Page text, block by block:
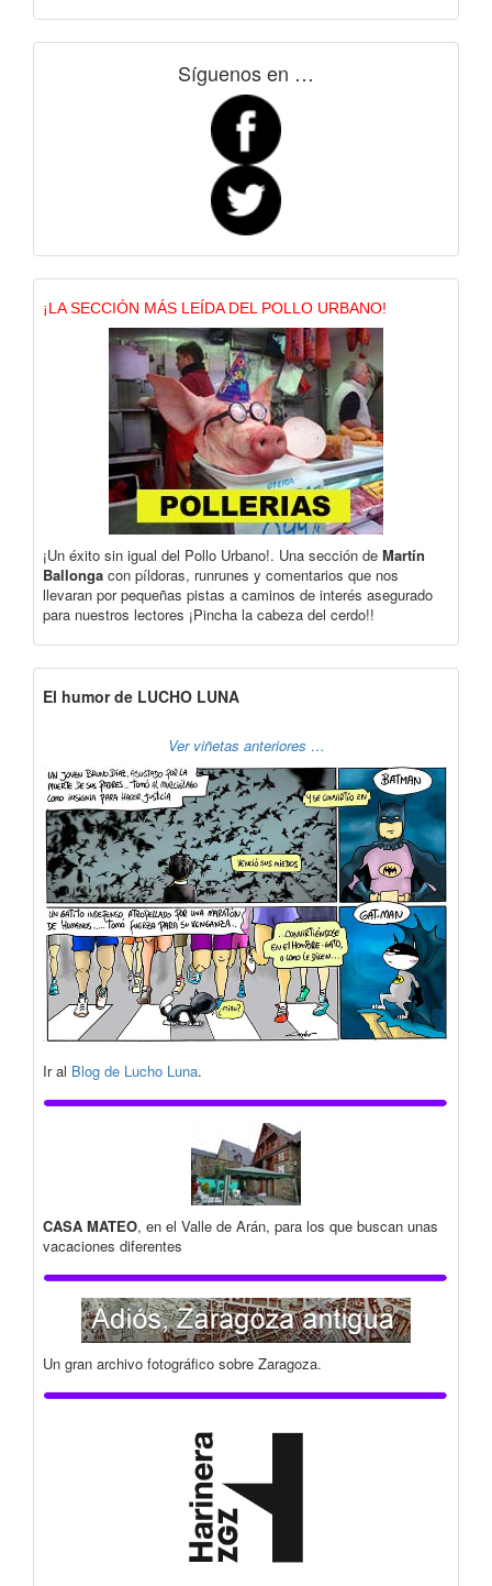
Síguenos en …
¡LA SECCIÓN MÁS LEÍDA DEL POLLO URBANO!
¡Un éxito sin igual del Pollo Urbano!. Una sección de Martín
Ballonga con píldoras, runrunes y comentarios que nos
llevaran por pequeñas pistas a caminos de interés asegurado
para nuestros lectores ¡Pincha la cabeza del cerdo!!
El humor de LUCHO LUNA
Ver viñetas anteriores …
Ir al Blog de Lucho Luna.
CASA MATEO, en el Valle de Arán, para los que buscan unas
vacaciones diferentes
Un gran archivo fotográfico sobre Zaragoza.